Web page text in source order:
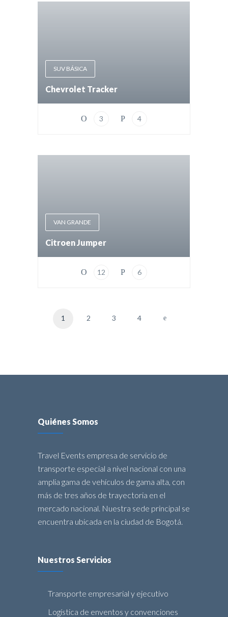
SUV BÁSICA
Chevrolet Tracker
3 4
VAN GRANDE
Citroen Jumper
12 6
1 2 3 4
Quiénes Somos
Travel Events empresa de servicio de
transporte especial a nivel nacional con una
amplia gama de vehículos de gama alta, con
más de tres años de trayectoria en el
mercado nacional. Nuestra sede principal se
encuentra ubicada en la ciudad de Bogotá.
Nuestros Servicios
Transporte empresarial y ejecutivo
Logística de enventos y convenciones